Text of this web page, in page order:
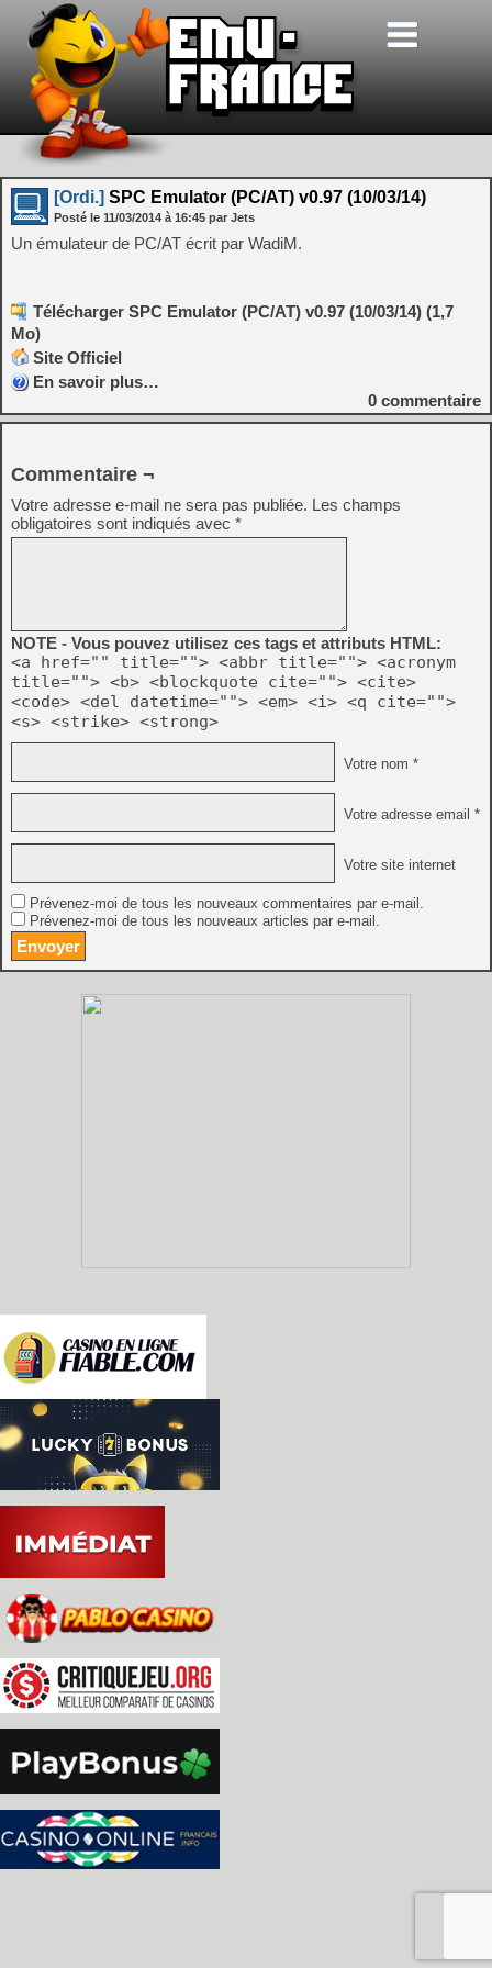
[Ordi.] SPC Emulator (PC/AT) v0.97 (10/03/14)
Posté le 11/03/2014 à 16:45 par Jets
Un émulateur de PC/AT écrit par WadiM.
Télécharger SPC Emulator (PC/AT) v0.97 (10/03/14) (1,7
Mo)
Site Officiel
En savoir plus…
0 commentaire
Commentaire ¬
Votre adresse e-mail ne sera pas publiée. Les champs
obligatoires sont indiqués avec *
NOTE - Vous pouvez utilisez ces tags et attributs HTML:
<a href="" title=""> <abbr title=""> <acronym
title=""> <b> <blockquote cite=""> <cite>
<code> <del datetime=""> <em> <i> <q cite="">
<s> <strike> <strong>
Votre nom *
Votre adresse email *
Votre site internet
Prévenez-moi de tous les nouveaux commentaires par e-mail.
Prévenez-moi de tous les nouveaux articles par e-mail.